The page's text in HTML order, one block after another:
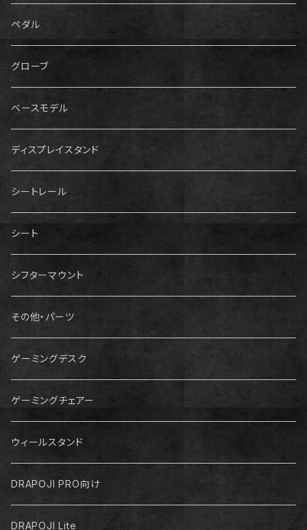
ペダル
グローブ
ベースモデル
ディスプレイスタンド
シートレール
シート
シフターマウント
その他・パーツ
ゲーミングデスク
ゲーミングチェアー
ウィールスタンド
DRAPOJI PRO向け
DRAPOJI Lite